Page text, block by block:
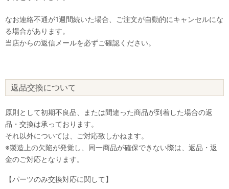
なお連絡不通が1週間続いた場合、ご注文が自動的にキャンセルにな
る場合があります。
当店からの返信メールを必ずご確認ください。
返品交換について
原則として初期不良品、または間違った商品が到着した場合の返
品・交換は承っております。
それ以外については、ご対応致しかねます。
※製造上の欠陥が発覚し、同一商品が確保できない際は、返品・返
金のご対応となります。
【パーツのみ交換対応に関して】